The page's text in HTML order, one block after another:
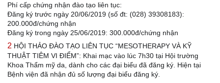
Phí cấp chứng nhận đào tạo liên tục:
Đăng ký trước ngày 20/06/2019 (số đt: (028) 39308183):
200.000đ/chứng nhận
Đăng ký trong ngày 25/06/2019: 300.000đ/chứng nhận
2 HỘI THẢO ĐÀO TẠO LIÊN TỤC “MESOTHERAPY VÀ KỸ
THUẬT TIÊM VI ĐIỂM”: Khai mạc vào lúc 7h30 tại Hội trường
Khoa Thẩm mỹ da, dành cho các đại biểu đã đăng ký. Hiện tại
Bệnh viện đã nhận đủ số lượng đại biểu đăng ký.